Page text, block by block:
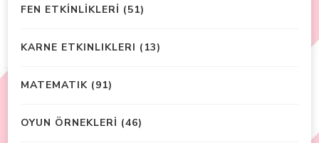
FEN ETKİNLİKLERİ (51)
KARNE ETKINLIKLERI (13)
MATEMATIK (91)
OYUN ÖRNEKLERİ (46)